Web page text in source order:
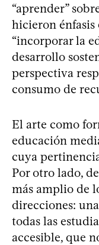
“aprender”
hicieron
“incorporar la
desarrollo
perspectiva
consumo de
El arte como
educación
cuya
Por otro lado,
más amplio de
direcciones:
todas las
accesible, que